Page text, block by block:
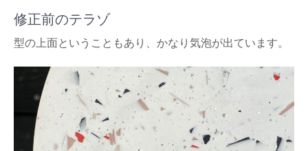
修正前のテラゾ
型の上面ということもあり、かなり気泡が出ています。